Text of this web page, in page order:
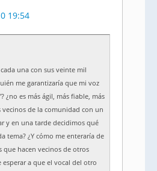
19:54
una con sus veinte mil
me garantizaría que mi voz
¿no es más ágil, más fiable, más
de la comunidad con un
y en una tarde decidimos qué
tema? ¿Y cómo me enteraría de
que hacen vecinos de otros
esperar a que el vocal del otro